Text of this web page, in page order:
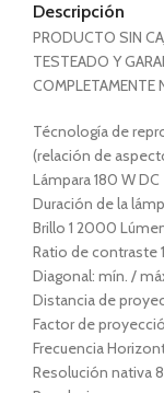
Descripción
PRODUCTO SIN
TESTEADO Y
COMPLETAMENTE
Técnología de
(relación de
Lámpara 180 W DC
Duración de la
Brillo 1 2000
Ratio de contraste
Diagonal: mín. /
Distancia de
Factor de
Frecuencia
Resolución nativa